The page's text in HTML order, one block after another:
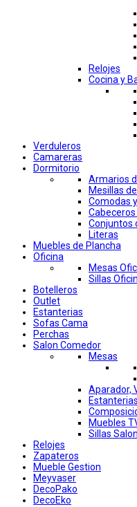
Relojes
Cocina y
Verduleros
Camareras
Dormitorio
Armarios
Mesillas
Comodas
Conjuntos
Literas
Muebles de Plancha
Oficina
Mesas
Sillas
Botelleros
Outlet
Estanterias
Sofas Cama
Perchas
Salon Comedor
Mesas
Aparador,
Estanterias
Muebles
Sillas
Relojes
Zapateros
Mueble Gestion
Meyvaser
DecoPako
DecoEko